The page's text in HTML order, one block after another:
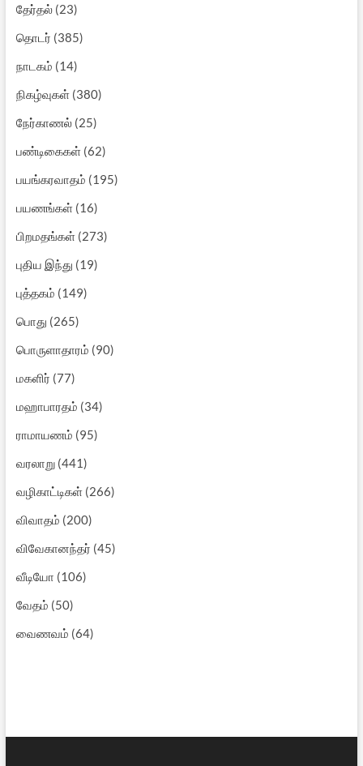
தேர்தல்(23)
தொடர் (385)
நாடகம் (14)
நிகழ்வுகள்(380)
நேர்காணல்(25)
பண்டிகைகள்(62)
பயங்கரவாதம் (195)
பயணங்கள்(16)
பிறமதங்கள்(273)
புதிய இந்து (19)
புத்தகம் (149)
பொது (265)
பொருளாதாரம் (90)
மகளிர் (77)
மஹாபாரதம் (34)
ராமாயணம் (95)
வரலாறு(441)
வழிகாட்டிகள்(266)
விவாதம் (200)
விவேகானந்தர் (45)
வீடியோ (106)
வேதம் (50)
வைணவம் (64)